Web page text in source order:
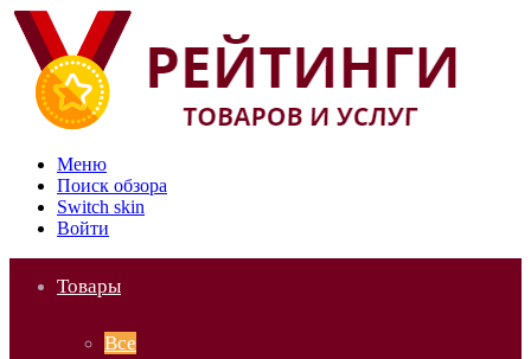
Меню
Поиск обзора
Switch skin
Войти
Товары
Все